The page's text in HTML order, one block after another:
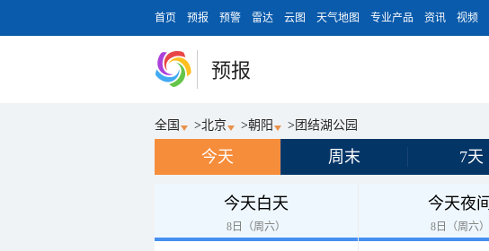
首页 预报 预警 雷达 云图 天气地图 专业产品 资讯 视频
预报
全国 >北京 >朝阳 > 团结湖公园
今天 周末 7天
今天白天
8日（周六）
今天夜间
8日（周六）